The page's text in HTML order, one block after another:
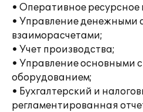
• Оперативное
• Управление денежными
взаиморасчетами;
• Учет производства;
• Управление основными
оборудованием;
• Бухгалтерский и
регламентированная